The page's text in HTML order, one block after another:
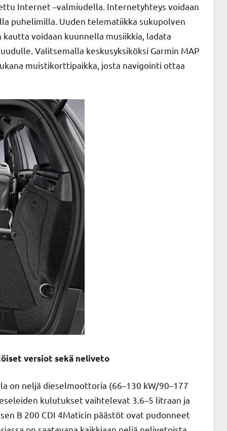
Internet –valmiudella. Internetyhteys voidaan
puhelimilla. Uuden telematiikka sukupolven
voidaan kuunnella musiikkia, ladata
Valitsemalla keskusyksiköksi Garmin MAP
muistikorttipaikka, josta navigointi ottaa
versiot sekä neliveto
on neljä dieselmoottoria (66­–130 kW/90­–177
kulutukset vaihtelevat 3.6–5 litraan ja
B 200 CDI 4Maticin päästöt ovat pudonneet